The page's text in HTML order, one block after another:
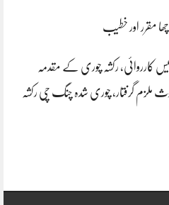
مقرر اور خطیب
کارروائی، رکشہ چوری کے مقدمہ
ملزم گرفتار، چوری شدہ چنگ چی رکشہ